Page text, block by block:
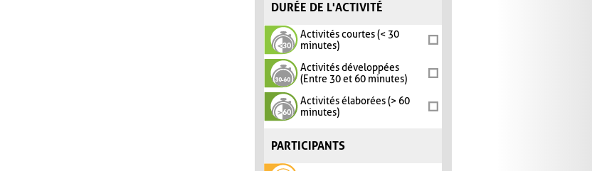
DURÉE DE L'ACTIVITÉ
Activités courtes (< 30
minutes)
Activités développées
(Entre 30 et 60 minutes)
Activités élaborées (> 60
minutes)
PARTICIPANTS